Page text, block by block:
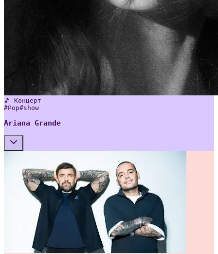
🎵 Концерт
#Pop#show
Ariana Grande